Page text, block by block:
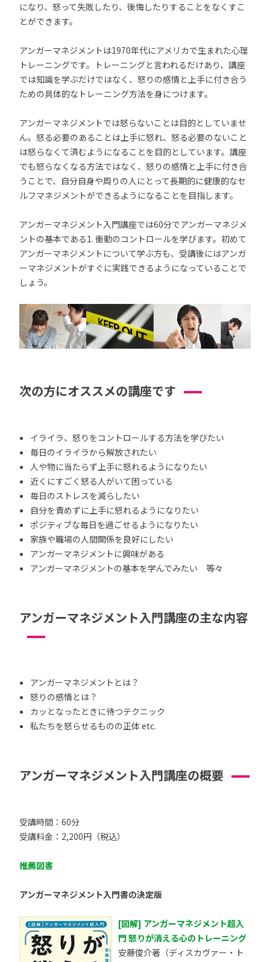
になり、怒って失敗したり、後悔したりすることをなくすこ
とができます。
アンガーマネジメントは1970年代にアメリカで生まれた心理
トレーニングです。トレーニングと言われるだけあり、講座
では知識を学ぶだけではなく、怒りの感情と上手に付き合う
ための具体的なトレーニング方法を身につけます。
アンガーマネジメントでは怒らないことは目的としていませ
ん。怒る必要のあることは上手に怒れ、怒る必要のないこと
は怒らなくて済むようになることを目的としています。講座
でも怒らなくなる方法ではなく、怒りの感情と上手に付き合
うことで、自分自身や周りの人にとって長期的に健康的なセ
ルフマネジメントができるようになることを目指します。
アンガーマネジメント入門講座では60分でアンガーマネジメ
ントの基本である1. 衝動のコントロールを学びます。初めて
アンガーマネジメントについて学ぶ方も、受講後にはアンガ
ーマネジメントがすぐに実践できるようになっていることで
しょう。
次の方にオススメの講座です
イライラ、怒りをコントロールする方法を学びたい
毎日のイライラから解放されたい
人や物に当たらず上手に怒れるようになりたい
近くにすごく怒る人がいて困っている
毎日のストレスを減らしたい
自分を責めずに上手に怒れるようになりたい
ポジティブな毎日を過ごせるようになりたい
家族や職場の人間関係を良好にしたい
アンガーマネジメントに興味がある
アンガーマネジメントの基本を学んでみたい 等々
アンガーマネジメント入門講座の主な内容
アンガーマネジメントとは？
怒りの感情とは？
カッとなったときに待つテクニック
私たちを怒らせるものの正体 etc.
アンガーマネジメント入門講座の概要
受講時間：60分
受講料金：2,200円（税込）
推薦図書
アンガーマネジメント入門書の決定版
[図解] アンガーマネジメント超入
門 怒りが消える心のトレーニング
安藤俊介著（ディスカヴァー・ト